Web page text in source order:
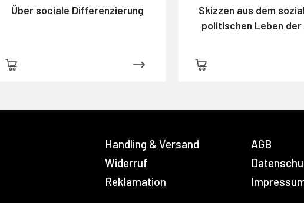
Über sociale Differenzierung
Skizzen aus dem
politischen Leben
Handling & Versand
Widerruf
Reklamation
AGB